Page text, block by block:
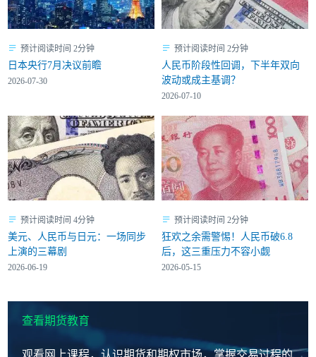
预计阅读时间 2分钟
日本央行7月决议前瞻
2026-07-30
预计阅读时间 2分钟
人民币阶段性回调，下半年双向
波动或成主基调？
2026-07-10
预计阅读时间 4分钟
美元、人民币与日元：一场同步
上演的三幕剧
2026-06-19
预计阅读时间 2分钟
狂欢之余需警惕！人民币破6.8
后，这三重压力不容小觑
2026-05-15
查看期货教育